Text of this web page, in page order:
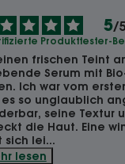
5/5
Produkttester-
frischen Teint
Serum mit
Ich war vom
so unglaublich
seine Textur
die Haut. Eine
sich lei...
lesen